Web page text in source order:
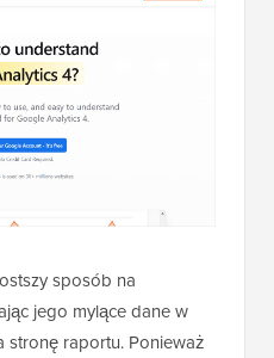
sposób na
jego mylące dane w
stronę raportu. Ponieważ